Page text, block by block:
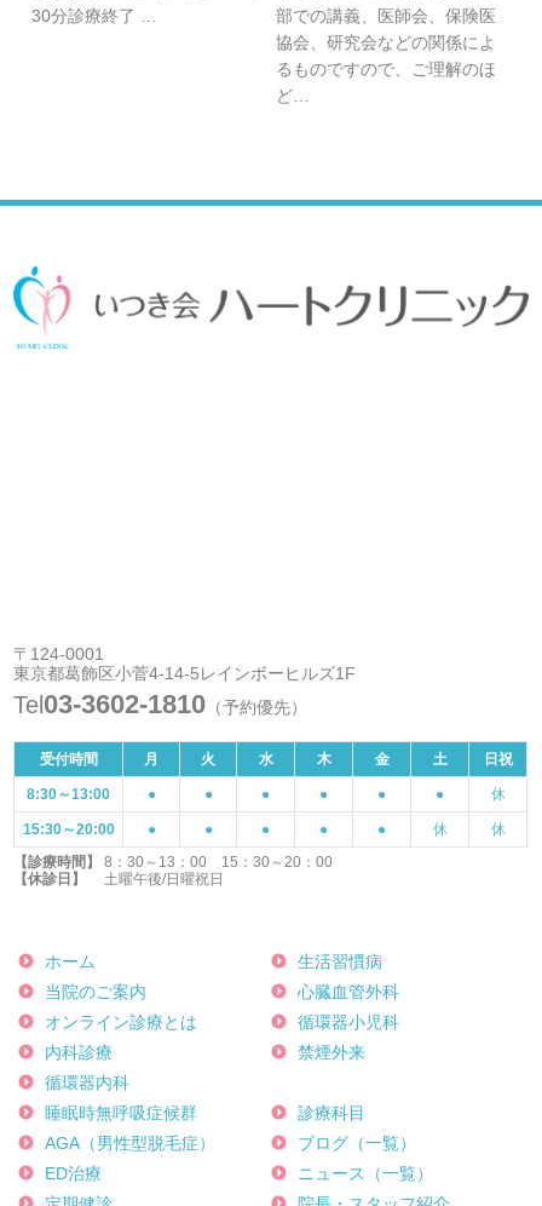
30分診療終了 …
部での講義、医師会、保険医
協会、研究会などの関係によ
るものですので、ご理解のほ
ど…
〒124-0001
東京都葛飾区小菅4-14-5レインボーヒルズ1F
Tel 03-3602-1810 （予約優先）
受付時間 月 火 水 木 金 土 日祝
8:30～13:00 ● ● ● ● ● ● 休
15:30～20:00 ● ● ● ● ● 休
休
【診療時間】
8：30～13：00 15：30～20：00
【休診日】
土曜午後/日曜祝日
ホーム
当院のご案内
オンライン診療とは
内科診療
循環器内科
生活習慣病
心臓血管外科
循環器小児科
禁煙外来
睡眠時無呼吸症候群
AGA（男性型脱毛症）
ED治療
診療科目
ブログ（一覧）
ニュース（一覧）